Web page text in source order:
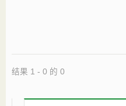
结果 1 - 0 的 0